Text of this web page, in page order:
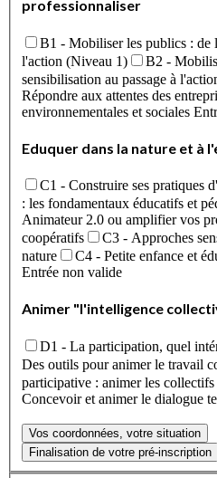
professionnaliser
B1 - Mobiliser les publics : de
l'action (Niveau 1)
B2 -
sensibilisation au passage à
Répondre aux attentes des
environnementales et sociales
Eduquer dans la nature et à
C1 - Construire ses pratiques
: les fondamentaux éducatifs et
Animateur 2.0 ou amplifier vos
coopératifs
C3 - Approches
nature
C4 - Petite enfance et
Entrée non valide
Animer "l'intelligence
D1 - La participation, quel
Des outils pour animer le travail
participative : animer les
Concevoir et animer le dialogue
Vos coordonnées, votre situation
Finalisation de votre pré-inscription